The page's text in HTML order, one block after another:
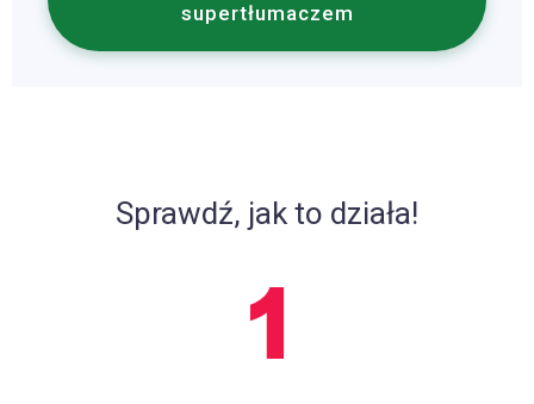
supertłumaczem
Sprawdź, jak to działa!